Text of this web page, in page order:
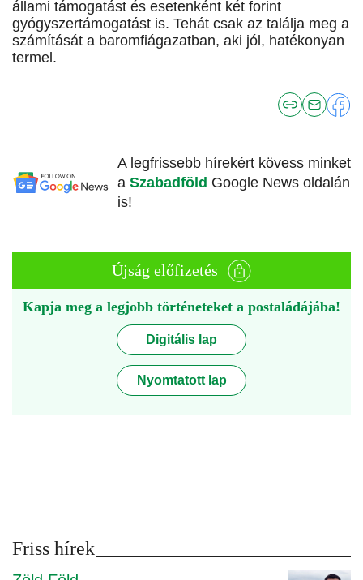
állami támogatást és esetenként két forint
gyógyszertámogatást is. Tehát csak az találja meg a
számítását a baromfiágazatban, aki jól, hatékonyan
termel.
A legfrissebb hírekért kövess minket
a Szabadföld Google News oldalán
is!
Újság előfizetés
Kapja meg a legjobb történeteket a postaládájába!
Digitális lap
Nyomtatott lap
Friss hírek